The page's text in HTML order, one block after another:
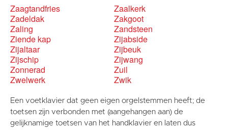
Zaagtandfries
Zaalkerk
Zadeldak
Zakgoot
Zaling
Zandsteen
Ziende kap
Zijabside
Zijaltaar
Zijbeuk
Zijschip
Zijwang
Zonnerad
Zuil
Zwelwerk
Zwik
Een voetklavier dat geen eigen orgelstemmen heeft; de
toetsen zijn verbonden met (aangehangen aan) de
gelijknamige toetsen van het handklavier en laten dus